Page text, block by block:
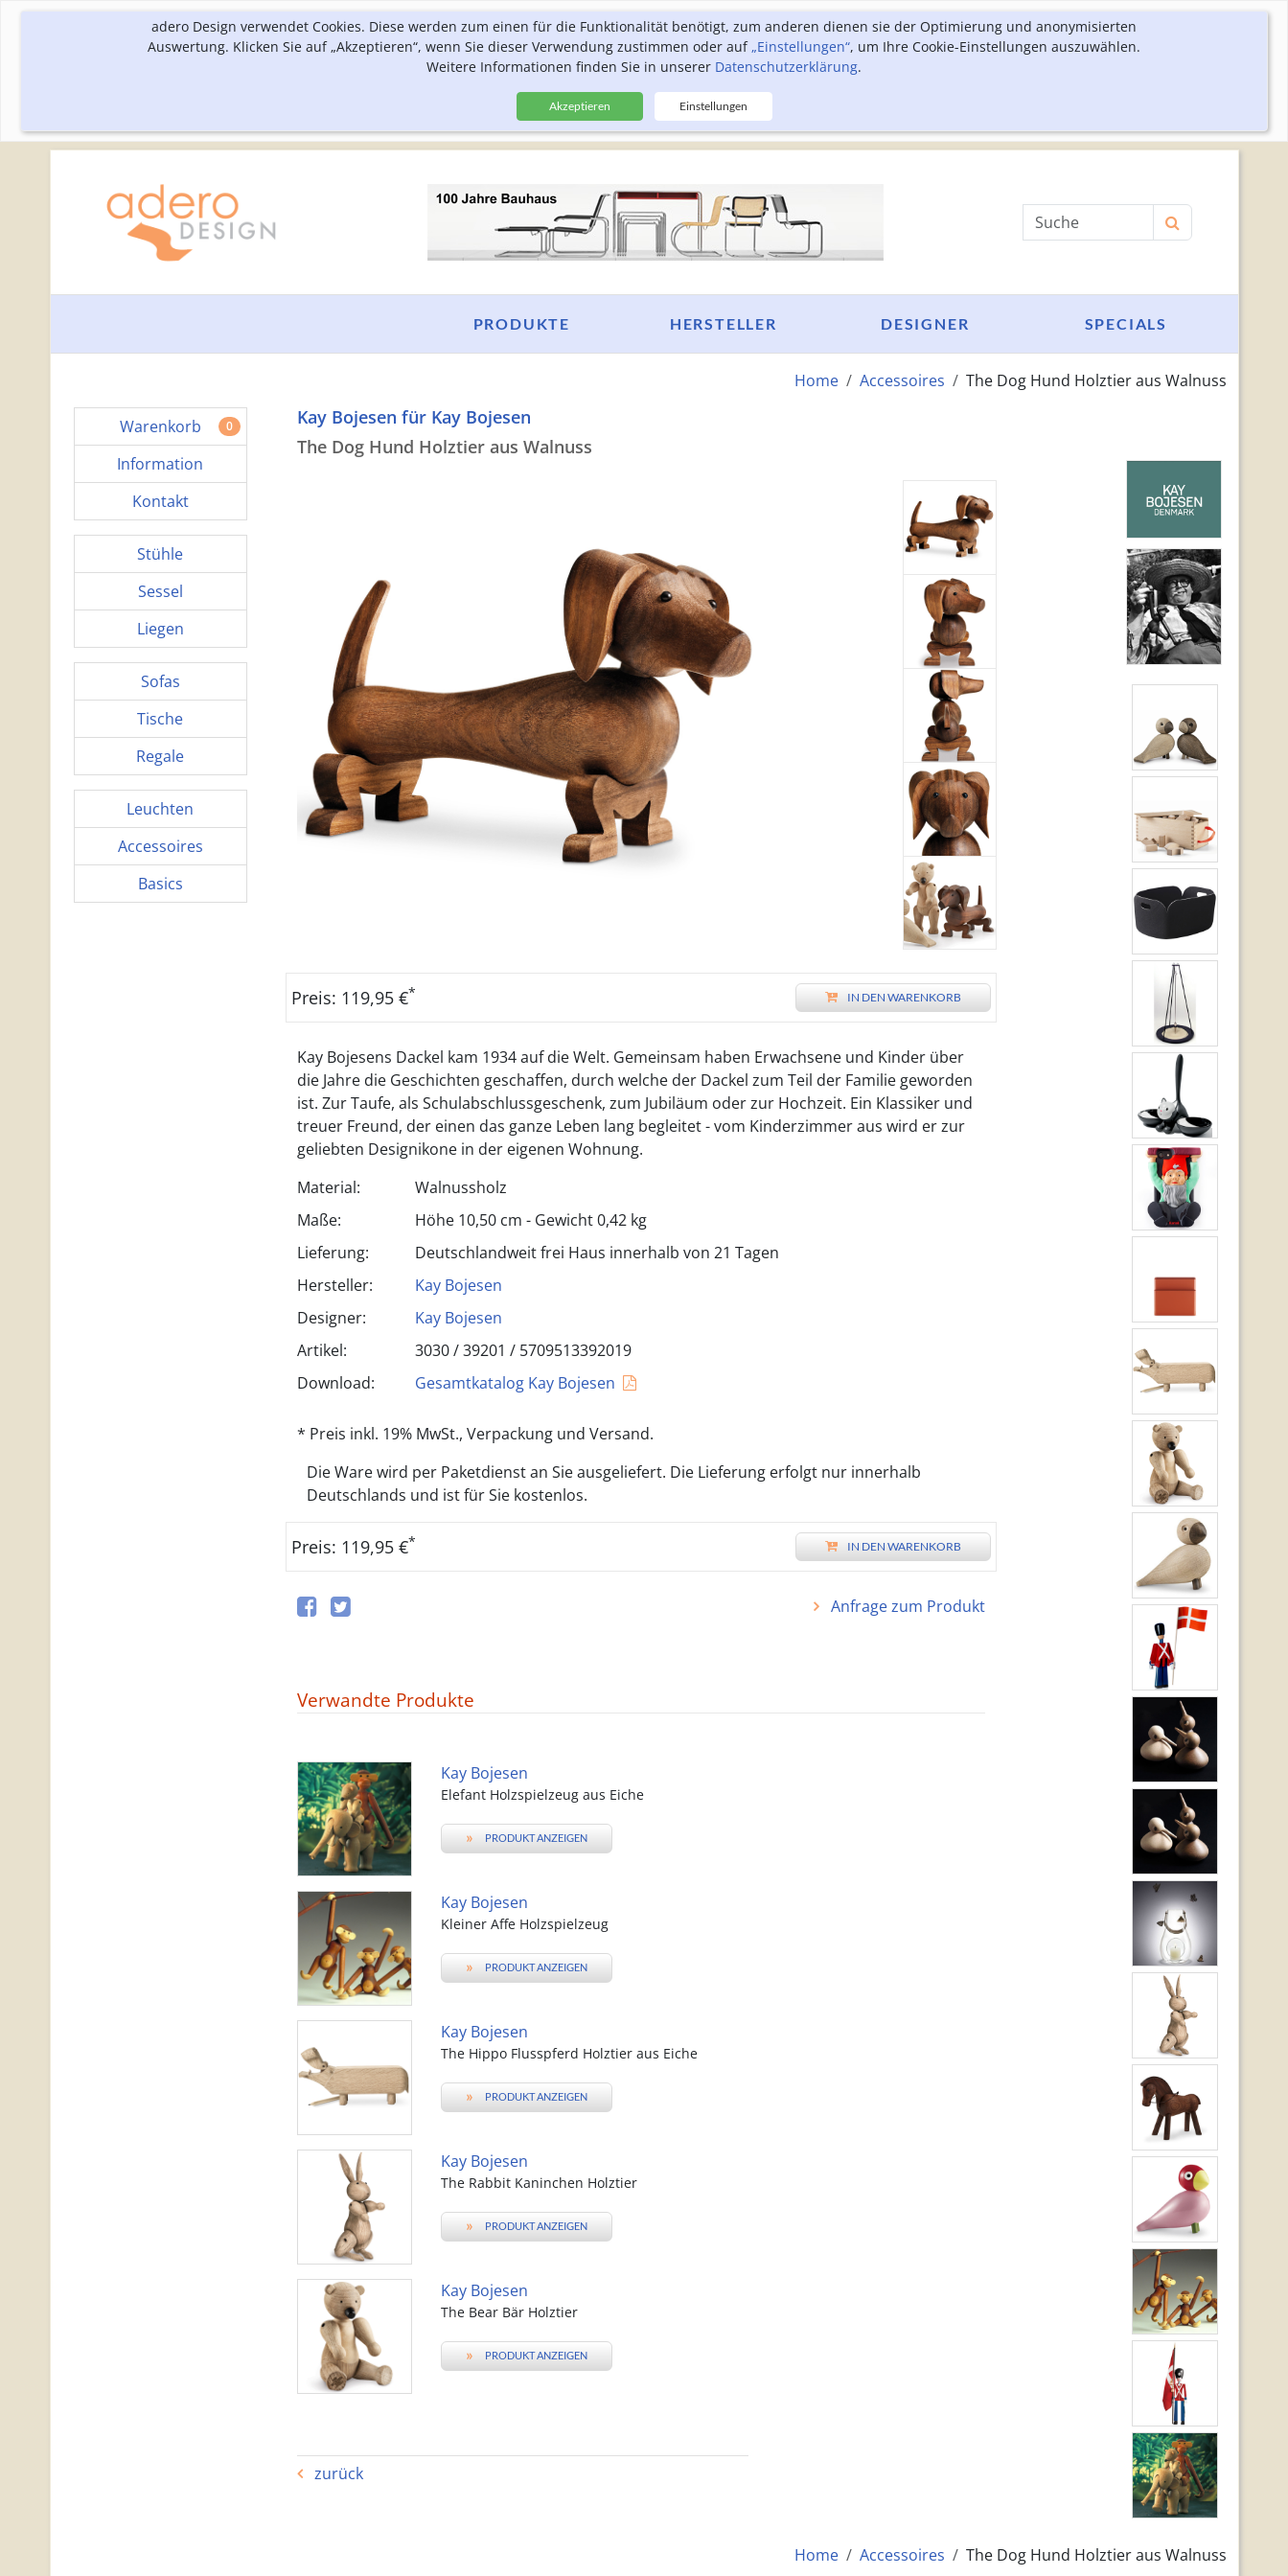
adero Design verwendet Cookies. Diese werden zum einen für die Funktionalität benötigt, zum anderen dienen sie der Optimierung und anonymisierten
Auswertung. Klicken Sie auf „Akzeptieren“, wenn Sie dieser Verwendung zustimmen oder auf„Einstellungen“, um Ihre Cookie-Einstellungen auszuwählen.
Weitere Informationen finden Sie in unserer Datenschutzerklärung.
Akzeptieren Einstellungen
Produktsuche
SPECIALS
DESIGNER
HERSTELLER
PRODUKTE
Home Accessoires The Dog Hund Holztier aus Walnuss
Warenkorb 0
Information
Kontakt
Stühle
Sessel
Liegen
Sofas
Tische
Regale
Leuchten
Accessoires
Basics
Kay Bojesen für Kay Bojesen
The Dog Hund Holztier aus Walnuss
Preis: 119,95 €* IN DEN WARENKORB
Kay Bojesens Dackel kam 1934 auf die Welt. Gemeinsam haben Erwachsene und Kinder über
die Jahre die Geschichten geschaffen, durch welche der Dackel zum Teil der Familie geworden
ist. Zur Taufe, als Schulabschlussgeschenk, zum Jubiläum oder zur Hochzeit. Ein Klassiker und
treuer Freund, der einen das ganze Leben lang begleitet - vom Kinderzimmer aus wird er zur
geliebten Designikone in der eigenen Wohnung.
Material:
Walnussholz
Maße:
Höhe 10,50 cm - Gewicht 0,42 kg
Lieferung:
Deutschlandweit frei Haus innerhalb von 21 Tagen
Hersteller:
Kay Bojesen
Designer:
Kay Bojesen
Artikel:
3030 /39201/ 5709513392019
Download:
Gesamtkatalog Kay Bojesen
* Preis inkl. 19% MwSt., Verpackung und Versand.
Die Ware wird per Paketdienst an Sie ausgeliefert. Die Lieferung erfolgt nur innerhalb
Deutschlands und ist für Sie kostenlos.
Preis: 119,95 €* IN DEN WARENKORB
Anfrage zum Produkt
Verwandte Produkte
Kay Bojesen
Elefant Holzspielzeug aus Eiche
» PRODUKT ANZEIGEN
Kay Bojesen
Kleiner Affe Holzspielzeug
» PRODUKT ANZEIGEN
Kay Bojesen
The Hippo Flusspferd Holztier aus Eiche
» PRODUKT ANZEIGEN
Kay Bojesen
The Rabbit Kaninchen Holztier
» PRODUKT ANZEIGEN
Kay Bojesen
The Bear Bär Holztier
» PRODUKT ANZEIGEN
zurück
Home Accessoires The Dog Hund Holztier aus Walnuss